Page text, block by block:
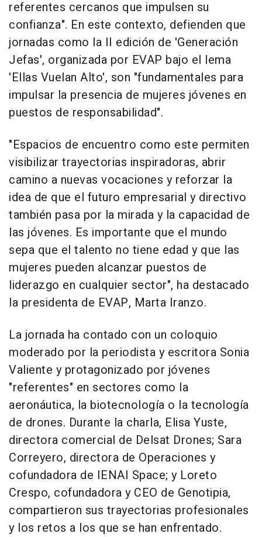
referentes cercanos que impulsen su
confianza". En este contexto, defienden que
jornadas como la II edición de 'Generación
Jefas', organizada por EVAP bajo el lema
'Ellas Vuelan Alto', son "fundamentales para
impulsar la presencia de mujeres jóvenes en
puestos de responsabilidad".
"Espacios de encuentro como este permiten
visibilizar trayectorias inspiradoras, abrir
camino a nuevas vocaciones y reforzar la
idea de que el futuro empresarial y directivo
también pasa por la mirada y la capacidad de
las jóvenes. Es importante que el mundo
sepa que el talento no tiene edad y que las
mujeres pueden alcanzar puestos de
liderazgo en cualquier sector", ha destacado
la presidenta de EVAP, Marta Iranzo.
La jornada ha contado con un coloquio
moderado por la periodista y escritora Sonia
Valiente y protagonizado por jóvenes
"referentes" en sectores como la
aeronáutica, la biotecnología o la tecnología
de drones. Durante la charla, Elisa Yuste,
directora comercial de Delsat Drones; Sara
Correyero, directora de Operaciones y
cofundadora de IENAI Space; y Loreto
Crespo, cofundadora y CEO de Genotipia,
compartieron sus trayectorias profesionales
y los retos a los que se han enfrentado.